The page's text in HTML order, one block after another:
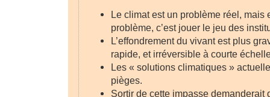
Le climat est un problème réel, mais
problème, c’est jouer le jeu des
L’effondrement du vivant est plus
rapide, et irréversible à courte
Les « solutions climatiques »
pièges.
Sortir de cette impasse demanderait